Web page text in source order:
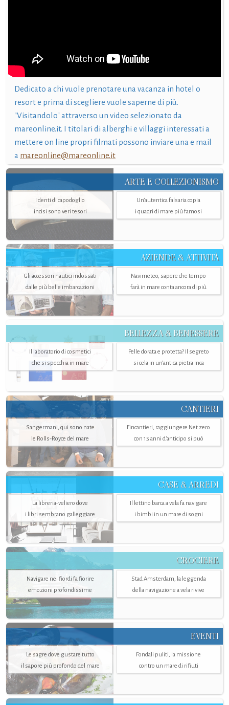
Dedicato a chi vuole prenotare una vacanza in hotel o
resort e prima di scegliere vuole saperne di più.
"Visitandolo" attraverso un video selezionato da
mareonline.it. I titolari di alberghi e villaggi interessati a
mettere on line propri filmati possono inviare una e mail
a mareonline@mareonline.it
ARTE E COLLEZIONISMO
I denti di capodoglio
incisi sono veri tesori
Un’autentica falsaria copia
i quadri di mare più famosi
AZIENDE & ATTIVITÀ
Gli accessori nautici indossati
dalle più belle imbarcazioni
Navimeteo, sapere che tempo
farà in mare conta ancora di più
BELLEZZA & BENESSERE
Il laboratorio di cosmetici
che si specchia in mare
Pelle dorata e protetta? Il segreto
si cela in un’antica pietra Inca
CANTIERI
Sangermani, qui sono nate
le Rolls-Royce del mare
Fincantieri, raggiungere Net zero
con 15 anni d'anticipo si può
CASE & ARREDI
La libreria-veliero dove
i libri sembrano galleggiare
Il lettino barca a vela fa navigare
i bimbi in un mare di sogni
CROCIERE
Navigare nei fiordi fa fiorire
emozioni profondissime
Stad Amsterdam, la leggenda
della navigazione a vela rivive
EVENTI
Le sagre dove gustare tutto
il sapore più profondo del mare
Fondali puliti, la missione
contro un mare di rifiuti